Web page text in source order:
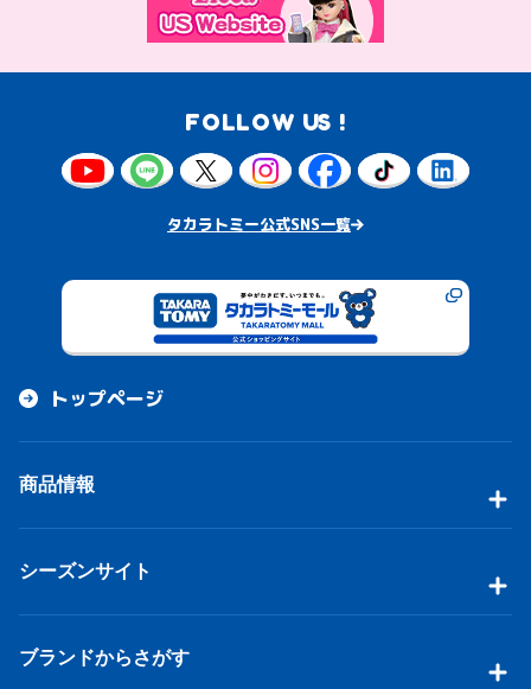
FOLLOW US !
タカラトミー公式SNS一覧
トップページ
商品情報
シーズンサイト
ブランドからさがす